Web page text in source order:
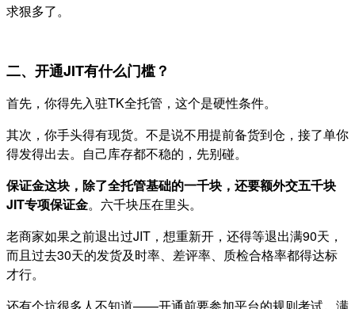
求狠多了。
二、开通JIT有什么门槛？
首先，你得先入驻TK全托管，这个是硬性条件。
其次，你手头得有现货。不是说不用提前备货到仓，接了单你
得发得出去。自己库存都不稳的，先别碰。
保证金这块，除了全托管基础的一千块，还要额外交五千块
JIT专项保证金。六千块压在里头。
老商家如果之前退出过JIT，想重新开，还得等退出满90天，
而且过去30天的发货及时率、差评率、质检合格率都得达标
才行。